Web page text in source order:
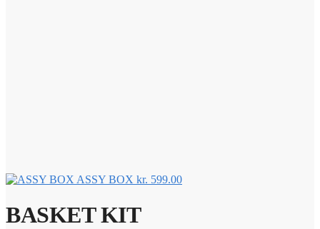
ASSY BOX kr. 599.00
BASKET KIT